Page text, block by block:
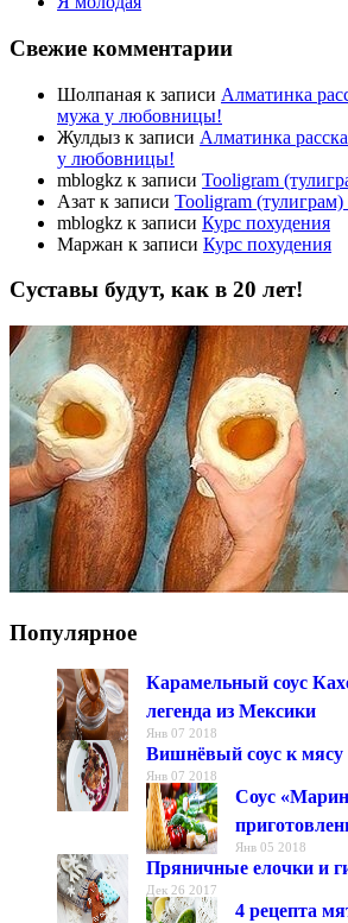
Свежие комментарии
Шолпаная к записи Алматинка
мужа у любовницы!
Жулдыз к записи Алматинка
у любовницы!
mblogkz к записи Tooligram
Азат к записи Tooligram (тулиграм)
mblogkz к записи Курс похудения
Маржан к записи Курс похудения
Суставы будут, как в 20 лет!
Популярное
Карамельный соус
легенда из Мексики
Янв 07 2018
Вишнёвый соус к мясу
Янв 07 2018
Соус
Янв 05 2018
Пряничные елочки и
Дек 26 2017
4 рецепта